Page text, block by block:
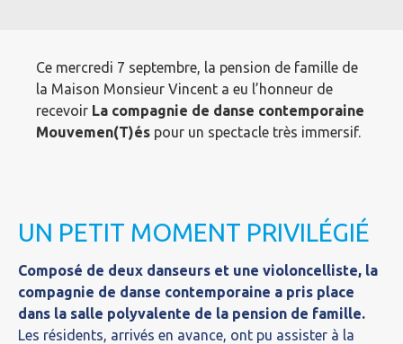
Ce mercredi 7 septembre, la pension de famille de
la Maison Monsieur Vincent a eu l’honneur de
recevoir La compagnie de danse contemporaine
Mouvemen(T)és pour un spectacle très immersif.
UN PETIT MOMENT PRIVILÉGIÉ
Composé de deux danseurs et une violoncelliste, la
compagnie de danse contemporaine a pris place
dans la salle polyvalente de la pension de famille.
Les résidents, arrivés en avance, ont pu assister à la